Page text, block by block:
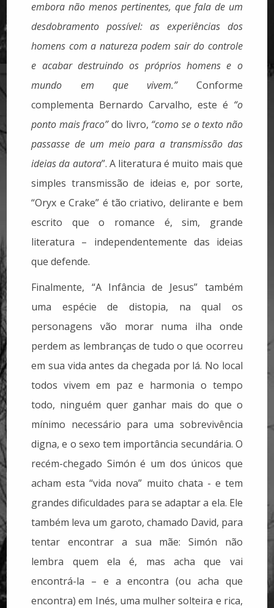
embora não menos pertinentes, que fala de um
desdobramento possível: as experiências dos
homens com a natureza podem sair do controle
e acabar destruindo os próprios homens e o
mundo em que vivem.” Conforme
complementa Bernardo Carvalho, este é “o
ponto mais fraco”do livro, “como se o texto não
passasse de um meio para a transmissão das
ideias da autora”. A literatura é muito mais que
simples transmissão de ideias e, por sorte,
“Oryx e Crake” é tão criativo, delirante e bem
escrito que o romance é, sim, grande
literatura – independentemente das ideias
que defende.
Finalmente, “A Infância de Jesus” também
uma espécie de distopia, na qual os
personagens vão morar numa ilha onde
perdem as lembranças de tudo o que ocorreu
em sua vida antes da chegada por lá. No local
todos vivem em paz e harmonia o tempo
todo, ninguém quer ganhar mais do que o
mínimo necessário para uma sobrevivência
digna, e o sexo tem importância secundária. O
recém-chegado Simón é um dos únicos que
acham esta “vida nova” muito chata - e tem
grandes dificuldades para se adaptar a ela. Ele
também leva um garoto, chamado David, para
tentar encontrar a sua mãe: Simón não
lembra quem ela é, mas acha que vai
encontrá-la – e a encontra (ou acha que
encontra) em Inés, uma mulher solteira e rica,